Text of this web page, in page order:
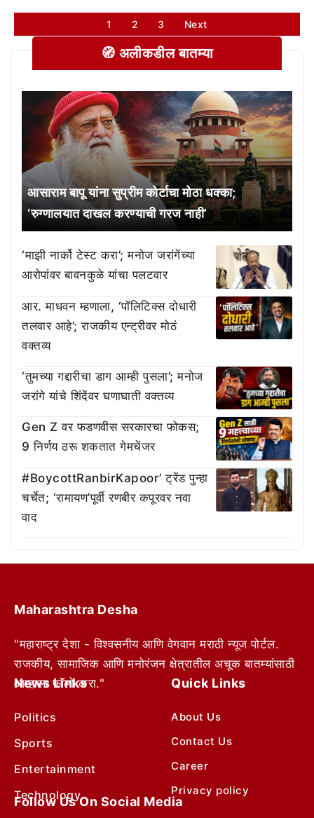
1 2 3 Next
🧭 अलीकडील बातम्या
आसाराम बापू यांना सुप्रीम कोर्टाचा मोठा धक्का;
‘रुग्णालयात दाखल करण्याची गरज नाही’
‘माझी नार्को टेस्ट करा’; मनोज जरांगेंच्या
आरोपांवर बावनकुळे यांचा पलटवार
आर. माधवन म्हणाला, ‘पॉलिटिक्स दोधारी
तलवार आहे’; राजकीय एन्ट्रीवर मोठं
वक्तव्य
‘तुमच्या गद्दारीचा डाग आम्ही पुसला’; मनोज
जरांगे यांचे शिंदेंवर घणाघाती वक्तव्य
Gen Z वर फडणवीस सरकारचा फोकस;
9 निर्णय ठरू शकतात गेमचेंजर
#BoycottRanbirKapoor’ ट्रेंड पुन्हा
चर्चेत; ‘रामायण’पूर्वी रणबीर कपूरवर नवा
वाद
Maharashtra Desha
"महाराष्ट्र देशा - विश्वसनीय आणि वेगवान मराठी न्यूज पोर्टल.
राजकीय, सामाजिक आणि मनोरंजन क्षेत्रातील अचूक बातम्यांसाठी
आम्हाला फॉलो करा."
News Links
Politics
Sports
Entertainment
Technology
Quick Links
About Us
Contact Us
Career
Privacy policy
Follow Us On Social Media